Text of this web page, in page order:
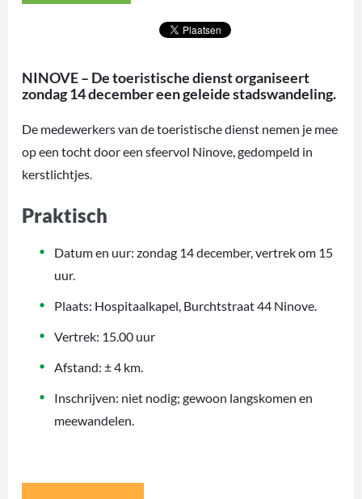
NINOVE – De toeristische dienst organiseert
zondag 14 december een geleide stadswandeling.
De medewerkers van de toeristische dienst nemen je mee
op een tocht door een sfeervol Ninove, gedompeld in
kerstlichtjes.
Praktisch
Datum en uur: zondag 14 december, vertrek om 15
uur.
Plaats: Hospitaalkapel, Burchtstraat 44 Ninove.
Vertrek: 15.00 uur
Afstand: ± 4 km.
Inschrijven: niet nodig; gewoon langskomen en
meewandelen.